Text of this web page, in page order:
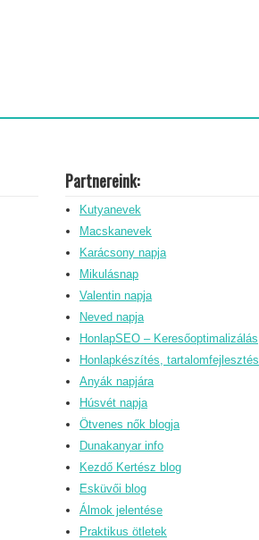
Partnereink:
Kutyanevek
Macskanevek
Karácsony napja
Mikulásnap
Valentin napja
Neved napja
HonlapSEO – Keresőoptimalizálás
Honlapkészítés, tartalomfejlesztés
Anyák napjára
Húsvét napja
Ötvenes nők blogja
Dunakanyar info
Kezdő Kertész blog
Esküvői blog
Álmok jelentése
Praktikus ötletek